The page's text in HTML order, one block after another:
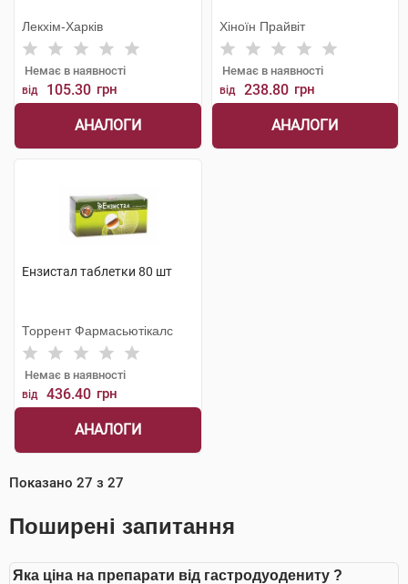
Лекхім-Харків
Немає в наявності
від 105.30 грн
АНАЛОГИ
Хіноїн Прайвіт
Немає в наявності
від 238.80 грн
АНАЛОГИ
Ензистал таблетки 80 шт
Торрент Фармасьютікалс
Немає в наявності
від 436.40 грн
АНАЛОГИ
Показано 27 з 27
Поширені запитання
Яка ціна на препарати від гастродуодениту ?